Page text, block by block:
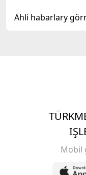
Ähli habarlary
Mobil